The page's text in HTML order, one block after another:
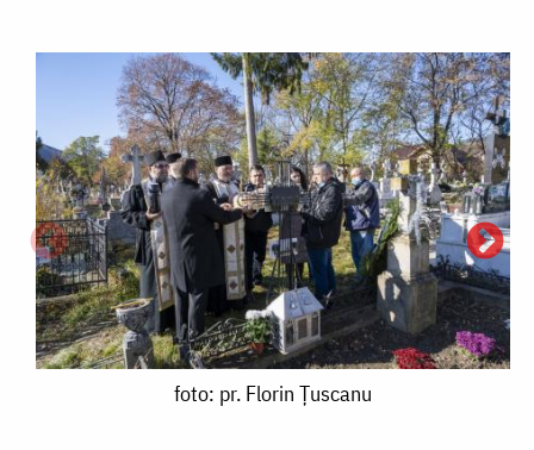
foto: pr. Florin Țuscanu